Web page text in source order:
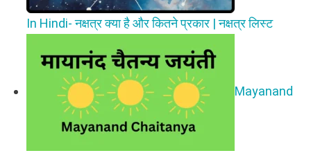
In Hindi- नक्षत्र क्या है और कितने प्रकार | नक्षत्र लिस्ट
Mayanand